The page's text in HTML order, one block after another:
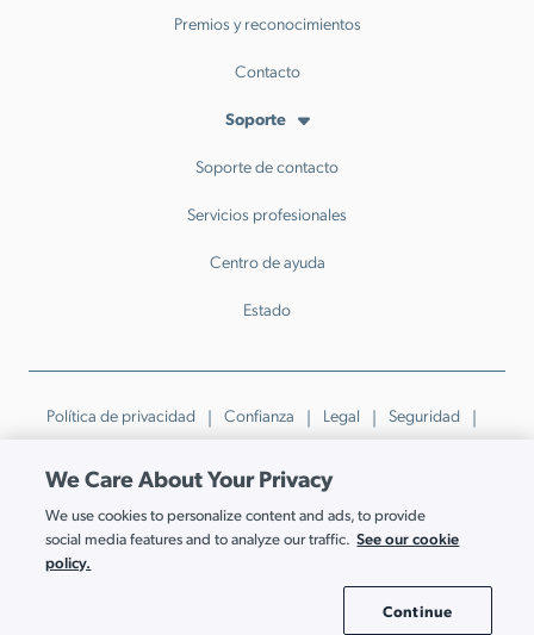
Premios y reconocimientos
Contacto
Soporte
Soporte de contacto
Servicios profesionales
Centro de ayuda
Estado
Política de privacidad Confianza Legal
Seguridad
GDPR
Patents
Marcas Registradas y Pautas
Sus opciones de privacidad
© JumpCloud Inc. Todos los derechos reservados. 2026
Varias marcas registradas en poder de sus respectivos dueños.
We Care About Your Privacy
We use cookies to personalize content and ads, to provide
social media features and to analyze our traffic. See our cookie
policy.
Continue